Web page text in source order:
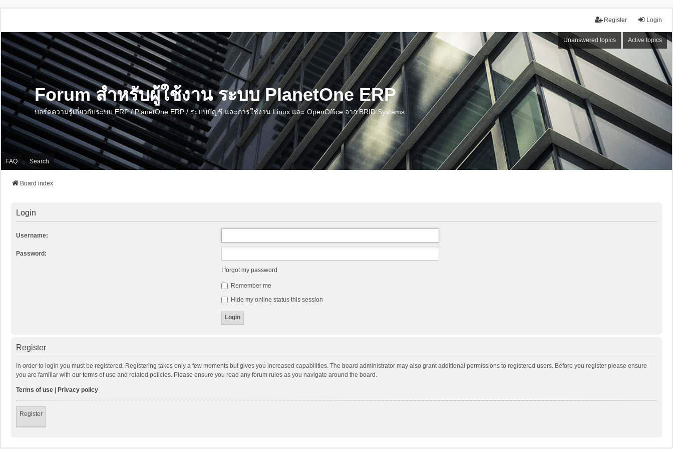
Login
Register
Unanswered topics Active topics
Forum สำหรับผู้ใช้งาน ระบบ PlanetOne ERP
บอร์ดความรู้เกี่ยวกับระบบ ERP / PlanetOne ERP / ระบบบัญชี และการใช้งาน Linux และ OpenOffice จาก BRID Systems
FAQ Search
Board index
Login
Username:
Password:
I forgot my password
Remember me
Hide my online status this session
Register
In order to login you must be registered. Registering takes only a few moments but gives you increased capabilities. The board administrator may also grant additional permissions to registered users. Before you register please ensure
you are familiar with our terms of use and related policies. Please ensure you read any forum rules as you navigate around the board.
Terms of use | Privacy policy
Register